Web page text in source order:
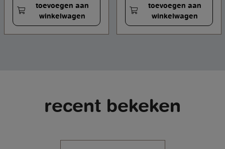
toevoegen aan
winkelwagen
toevoegen aan
winkelwagen
recent bekeken